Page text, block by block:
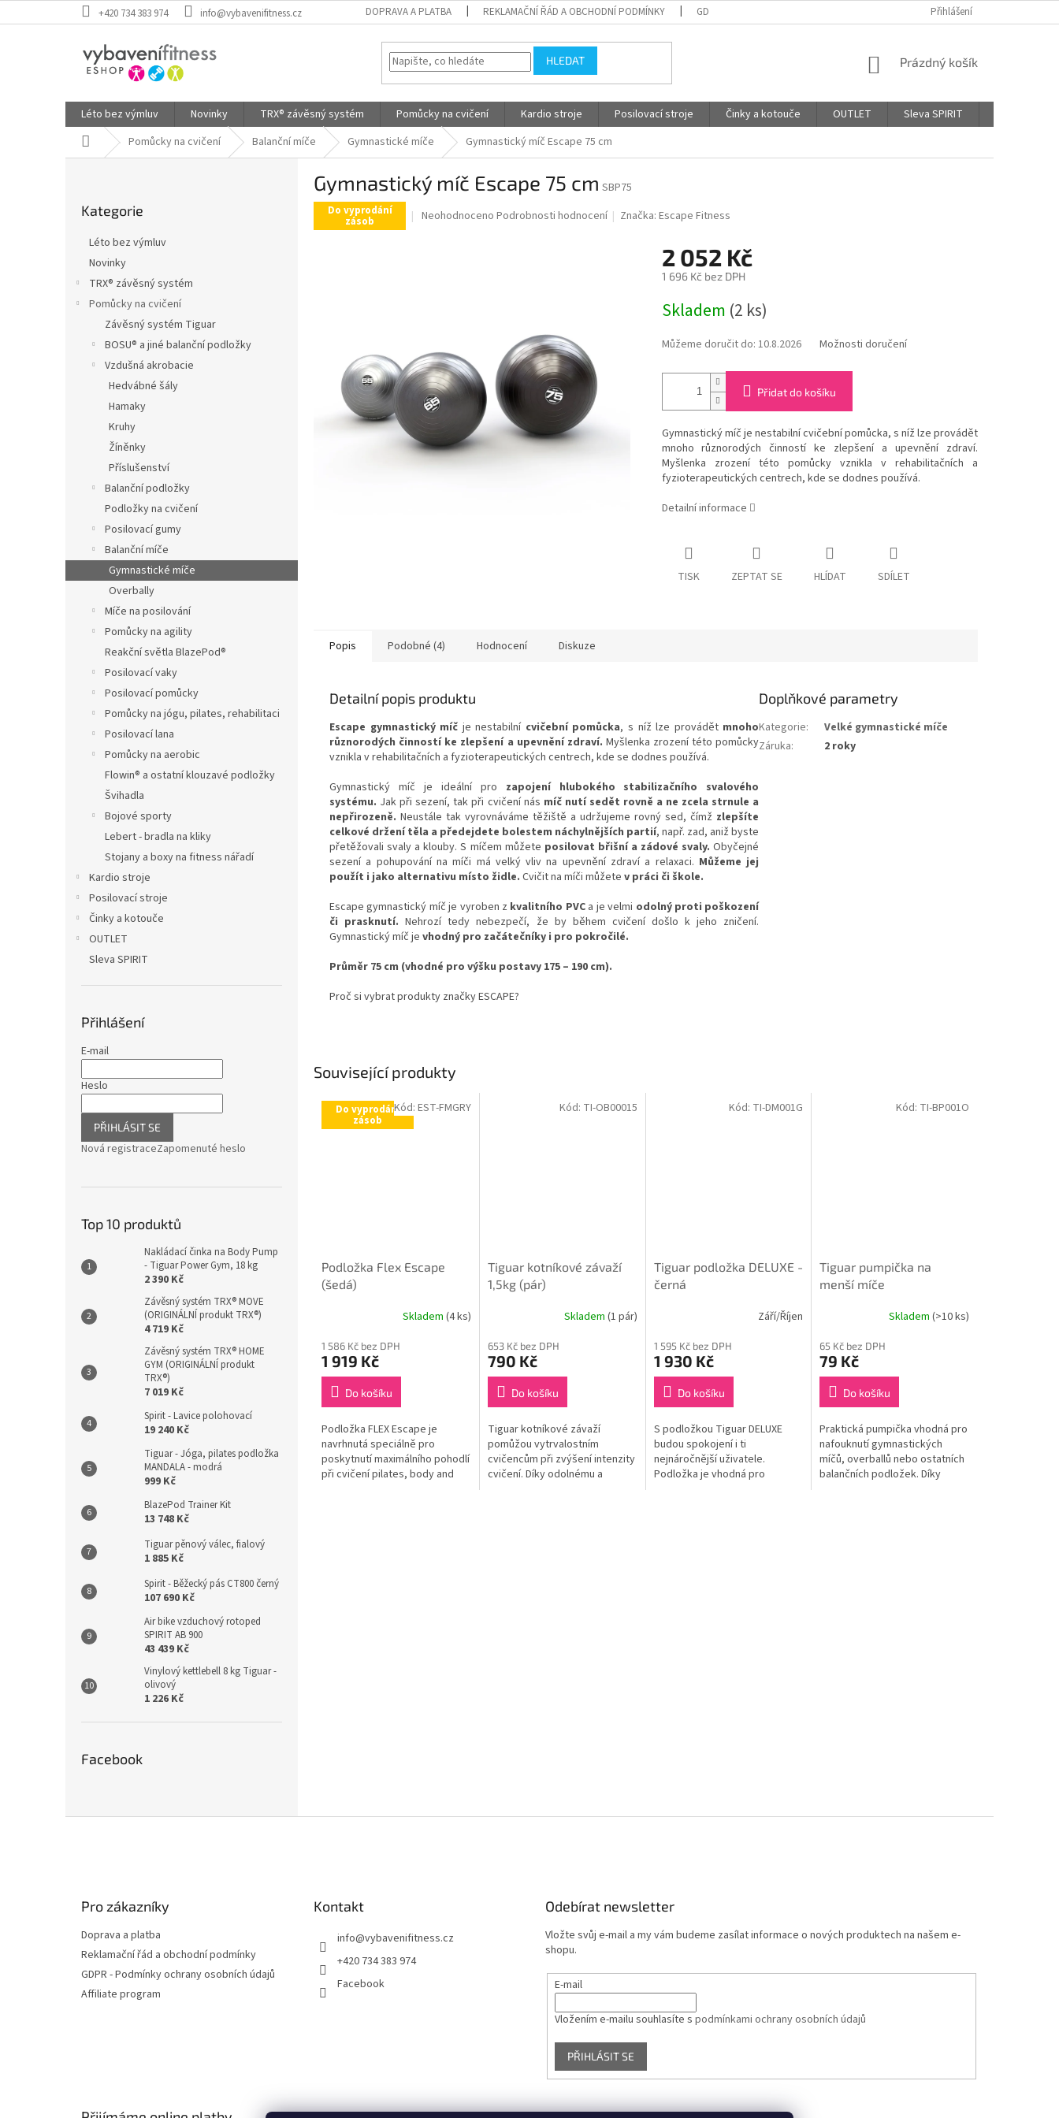
na
+420 734 383 974 info@vybavenifitness.cz DOPRAVA A PLATBA REKLAMAČNÍ ŘÁD A OBCHODNÍ PODMÍNKY GDPR - PODMÍNKY OCHRANY OSOBNÍCH ÚDAJŮ AFFILIATE PROGRAM
Přihlášení
HLEDAT
NÁKUPNÍ
Prázdný košík
Léto bez výmluv Novinky TRX® závěsný systém Pomůcky na cvičení Kardio stroje Posilovací stroje Činky a kotouče OUTLET Sleva SPIRIT
Domů Pomůcky na cvičení Balanční míče Gymnastické míče Gymnastický míč Escape 75 cm
kategorie
Kategorie
Léto bez výmluv
Novinky
TRX® závěsný systém
Pomůcky na cvičení
Závěsný systém Tiguar
BOSU® a jiné balanční podložky
Vzdušná akrobacie
Hedvábné šály
Hamaky
Kruhy
Žíněnky
Příslušenství
Balanční podložky
Podložky na cvičení
Posilovací gumy
Balanční míče
Gymnastické míče
Overbally
Míče na posilování
Pomůcky na agility
Reakční světla BlazePod®
Posilovací vaky
Posilovací pomůcky
Pomůcky na jógu, pilates, rehabilitaci
Posilovací lana
Pomůcky na aerobic
Flowin® a ostatní klouzavé podložky
Švihadla
Bojové sporty
Lebert - bradla na kliky
Stojany a boxy na fitness nářadí
Kardio stroje
Posilovací stroje
Činky a kotouče
OUTLET
Sleva SPIRIT
Přihlášení
E-mail
Heslo
PŘIHLÁSIT SE
Nová registraceZapomenuté heslo
Top 10 produktů
Nakládací činka na Body Pump
- Tiguar Power Gym, 18 kg
2 390 Kč
Závěsný systém TRX® MOVE
(ORIGINÁLNÍ produkt TRX®)
4 719 Kč
Závěsný systém TRX® HOME
GYM (ORIGINÁLNÍ produkt
TRX®)
7 019 Kč
Spirit - Lavice polohovací
19 240 Kč
Tiguar - Jóga, pilates podložka
MANDALA - modrá
999 Kč
BlazePod Trainer Kit
13 748 Kč
Tiguar pěnový válec, fialový
1 885 Kč
Spirit - Běžecký pás CT800 černý
107 690 Kč
Air bike vzduchový rotoped
SPIRIT AB 900
43 439 Kč
Vinylový kettlebell 8 kg Tiguar -
olivový
1 226 Kč
Facebook
Gymnastický míč Escape 75 cm SBP75
Do vyprodání
zásob
Průměrné
Neohodnoceno Podrobnosti hodnocení Značka:Escape Fitness
2 052 Kč
1 696 Kč bez DPH
cena:
Skladem (2 ks)
Můžeme doručit do: 10.8.2026 Možnosti doručení
Přidat do košíku
Gymnastický míč je nestabilní cvičební pomůcka, s níž lze provádět
mnoho různorodých činností ke zlepšení a upevnění zdraví.
Myšlenka zrození této pomůcky vznikla v rehabilitačních a
fyzioterapeutických centrech, kde se dodnes používá.
Detailní informace
TISK ZEPTAT SE HLÍDAT SDÍLET
Související produkty
Do vyprodání
zásob
Podložka Flex Escape
(šedá)
Skladem (4 ks)
1 586 Kč bez DPH
1 919 Kč
Do košíku
Podložka FLEX Escape je
navrhnutá speciálně pro
poskytnutí maximálního pohodlí
při cvičení pilates, body and
Kód: EST-FMGRY
Tiguar kotníkové závaží
1,5kg (pár)
Skladem (1 pár)
653 Kč bez DPH
790 Kč
Do košíku
Tiguar kotníkové závaží
pomůžou vytrvalostním
cvičencům při zvýšení intenzity
cvičení. Díky odolnému a
Kód: TI-OB00015
Tiguar podložka DELUXE -
černá
Září/Říjen
1 595 Kč bez DPH
1 930 Kč
Do košíku
S podložkou Tiguar DELUXE
budou spokojení i ti
nejnáročnější uživatele.
Podložka je vhodná pro
Kód: TI-DM001G
Tiguar pumpička na
menší míče
Skladem (>10 ks)
65 Kč bez DPH
79 Kč
Do košíku
Praktická pumpička vhodná pro
nafouknutí gymnastických
míčů, overballů nebo ostatních
balančních podložek. Díky
Kód: TI-BP001O
Popis Podobné (4) Hodnocení Diskuze
Detailní popis produktu
Escape gymnastický míč je nestabilní cvičební pomůcka, s níž lze provádět mnoho
různorodých činností ke zlepšení a upevnění zdraví. Myšlenka zrození této pomůcky
vznikla v rehabilitačních a fyzioterapeutických centrech, kde se dodnes používá.
Gymnastický míč je ideální pro
zapojení hlubokého stabilizačního svalového
systému. Jak při sezení, tak při cvičení nás míč nutí sedět rovně a ne zcela strnule a
nepřirozeně. Neustále tak vyrovnáváme těžiště a udržujeme rovný sed, čímž zlepšíte
celkové držení těla a předejdete bolestem náchylnějších partií, např. zad, aniž byste
přetěžovali svaly a klouby. S míčem můžete posilovat břišní a zádové svaly. Obyčejné
sezení a pohupování na míči má velký vliv na upevnění zdraví a relaxaci. Můžeme jej
použít i jako alternativu místo židle. Cvičit na míči můžete v práci či škole.
Escape gymnastický míč je vyroben z kvalitního PVC a je velmi odolný proti poškození
či prasknutí. Nehrozí tedy nebezpečí, že by během cvičení došlo k jeho zničení.
Gymnastický míč je vhodný pro začátečníky i pro pokročilé.
Průměr 75 cm (vhodné pro výšku postavy 175 – 190 cm).
Proč si vybrat produkty značky ESCAPE?
Doplňkové parametry
Kategorie:
Velké gymnastické míče
Záruka: 2 roky
Pro zákazníky
Doprava a platba
Reklamační řád a obchodní podmínky
GDPR - Podmínky ochrany osobních údajů
Affiliate program
Kontakt
info@vybavenifitness.cz
+420 734 383 974
Facebook
Odebírat newsletter
Vložte svůj e-mail a my vám budeme zasílat informace o nových produktech na našem e-
shopu.
E-mail
Vložením e-mailu souhlasíte s podmínkami ochrany osobních údajů
PŘIHLÁSIT SE